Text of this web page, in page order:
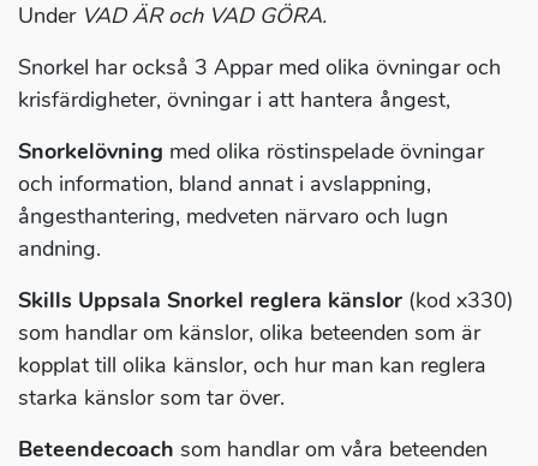
Under VAD ÄR och VAD GÖRA.
Snorkel har också 3 Appar med olika övningar och
krisfärdigheter, övningar i att hantera ångest,
Snorkelövning med olika röstinspelade övningar
och information, bland annat i avslappning,
ångesthantering, medveten närvaro och lugn
andning.
Skills Uppsala Snorkel reglera känslor (kod x330)
som handlar om känslor, olika beteenden som är
kopplat till olika känslor, och hur man kan reglera
starka känslor som tar över.
Beteendecoach som handlar om våra beteenden